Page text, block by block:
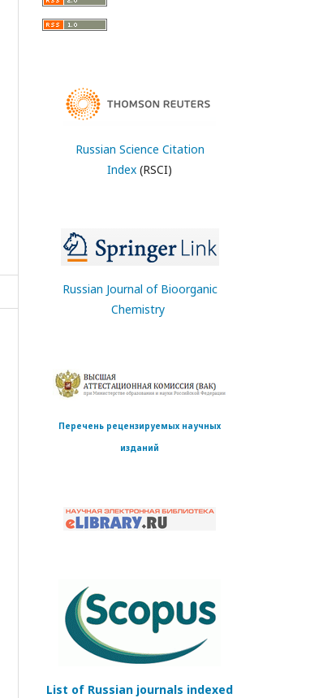
Russian Science Citation
Index (RSCI)
Russian Journal of Bioorganic
Chemistry
Перечень рецензируемых научных
изданий
List of Russian journals indexed